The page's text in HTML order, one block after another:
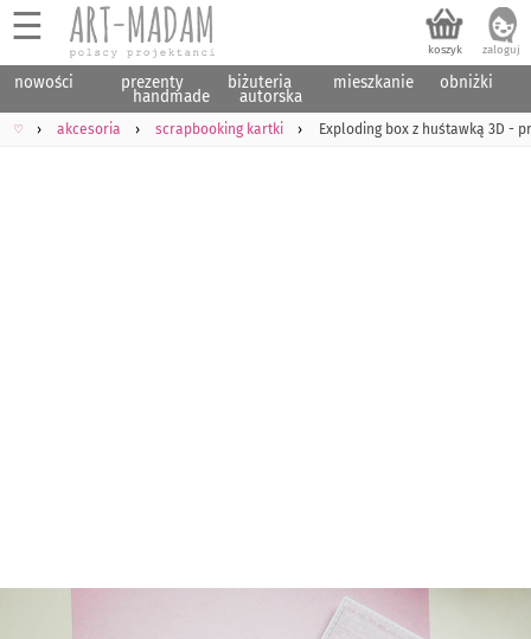
☰
nowości prezenty
handmade
biżuteria
autorska
mieszkanie obniżki
♡ akcesoria scrapbooking kartki Exploding box z huśtawką 3D -